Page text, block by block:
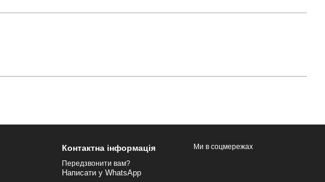
Контактна інформація
Передзвонити вам?
Написати у WhatsApp
Ми в соцмережах